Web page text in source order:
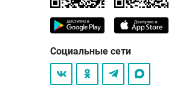
Социальные сети